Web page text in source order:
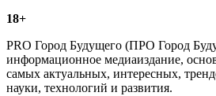
18+
PRO Город Будущего (ПРО Город
информационное медиаиздание,
самых актуальных, интересных,
науки, технологий и развития.